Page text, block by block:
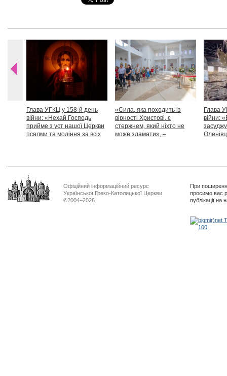
Глава УГКЦ у 158-й день
війни: «Нехай Господь
прийме з уст нашої Церкви
псалми та моління за всіх
«Сила, яка походить із
вірності Христові, є
стержнем, який ніхто не
може зламати», –
Глава
війни:
Офіційний інформаційний ресурс
Української Греко-Католицької Церкви
©2004–2026
При
просимо вас
публікації на